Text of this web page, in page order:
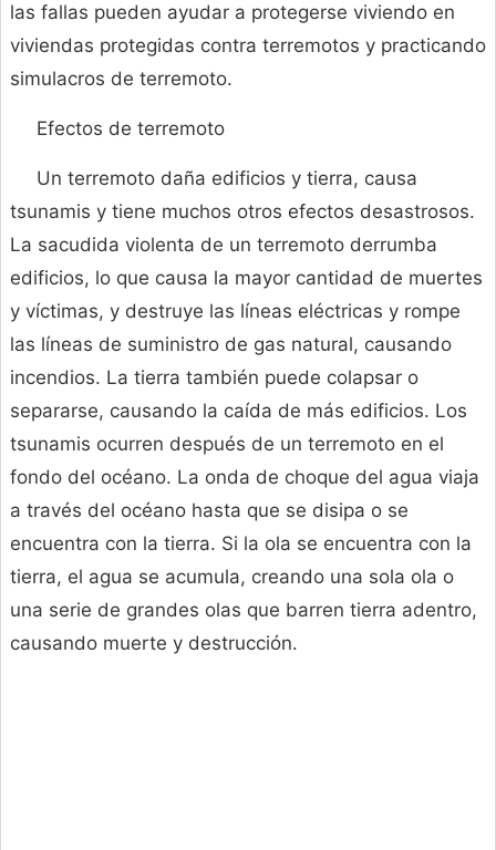
las fallas pueden ayudar a protegerse viviendo en
viviendas protegidas contra terremotos y practicando
simulacros de terremoto.
Efectos de terremoto
Un terremoto daña edificios y tierra, causa
tsunamis y tiene muchos otros efectos desastrosos.
La sacudida violenta de un terremoto derrumba
edificios, lo que causa la mayor cantidad de muertes
y víctimas, y destruye las líneas eléctricas y rompe
las líneas de suministro de gas natural, causando
incendios. La tierra también puede colapsar o
separarse, causando la caída de más edificios. Los
tsunamis ocurren después de un terremoto en el
fondo del océano. La onda de choque del agua viaja
a través del océano hasta que se disipa o se
encuentra con la tierra. Si la ola se encuentra con la
tierra, el agua se acumula, creando una sola ola o
una serie de grandes olas que barren tierra adentro,
causando muerte y destrucción.